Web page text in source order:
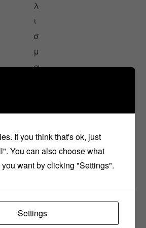
λ
ι
σ
μ
α
δ
m
l
Π
If you think that's ok, just
You can also choose what
want by clicking "Settings".
Settings